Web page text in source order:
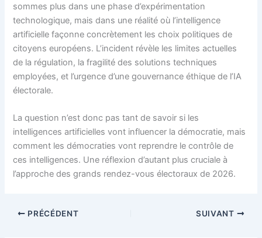
sommes plus dans une phase d’expérimentation
technologique, mais dans une réalité où l’intelligence
artificielle façonne concrètement les choix politiques de
citoyens européens. L’incident révèle les limites actuelles
de la régulation, la fragilité des solutions techniques
employées, et l’urgence d’une gouvernance éthique de l’IA
électorale.
La question n’est donc pas tant de savoir si les
intelligences artificielles vont influencer la démocratie, mais
comment les démocraties vont reprendre le contrôle de
ces intelligences. Une réflexion d’autant plus cruciale à
l’approche des grands rendez-vous électoraux de 2026.
PRÉCÉDENT SUIVANT